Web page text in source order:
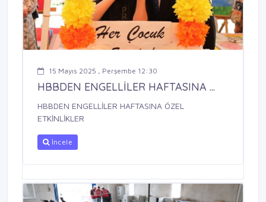
15 Mayıs 2025 , Perşembe 12:30
HBBDEN ENGELLİLER HAFTASINA ...
HBBDEN ENGELLİLER HAFTASINA ÖZEL
ETKİNLİKLER
İncele